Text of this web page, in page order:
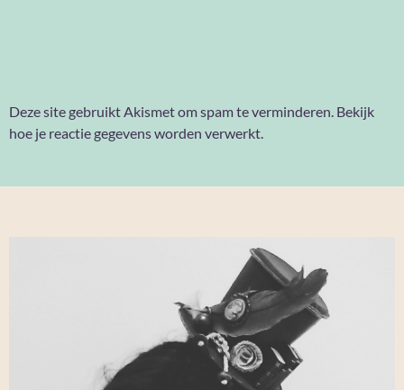
Deze site gebruikt Akismet om spam te verminderen. Bekijk
hoe je reactie gegevens worden verwerkt